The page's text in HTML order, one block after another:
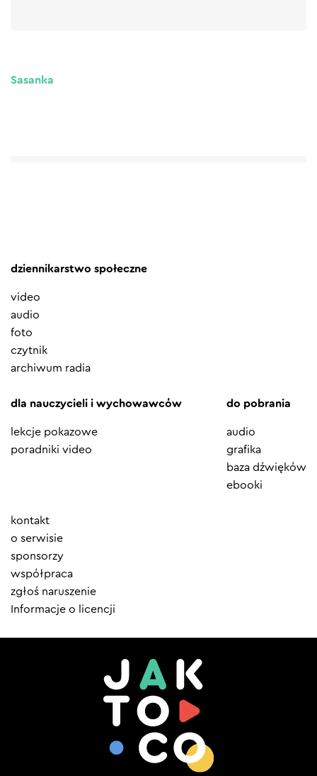
Sasanka
dziennikarstwo społeczne
video
audio
foto
czytnik
archiwum radia
dla nauczycieli i wychowawców
lekcje pokazowe
poradniki video
do pobrania
audio
grafika
baza dźwięków
ebooki
Element
menu
kontakt
o serwisie
sponsorzy
współpraca
zgłoś naruszenie
Informacje o licencji